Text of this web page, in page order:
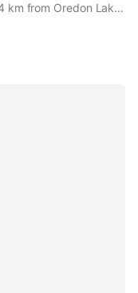
km from Oredon Lake.
the convenience of